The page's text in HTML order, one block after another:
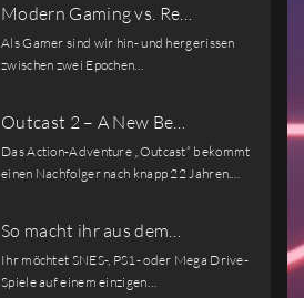
Modern Gaming vs. Re…
Als Gamer sind wir hin- und hergerissen
zwischen zwei Epochen…
Outcast 2 – A New Be…
Das Action-Adventure „Outcast“ bekommt
einen Nachfolger nach knapp 22 Jahren.…
So macht ihr aus dem…
Ihr möchtet SNES-, PS1- oder Mega Drive-
Spiele auf einem einzigen…